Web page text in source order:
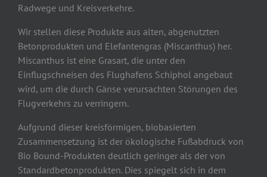
Radwege und Kreisverkehre.
Wir stellen diese Produkte aus alten, abgenutzten
Betonprodukten und Elefantengras (Miscanthus) her.
Miscanthus ist eine Grasart, die unter den
Einflugschneisen des Flughafens Schiphol angebaut
wird, um die durch Gänse verursachten Störungen des
Flugverkehrs zu verringern.
Aufgrund dieser kreisförmigen, biobasierten
Zusammensetzung ist der ökologische Fußabdruck von
Bio Bound-Produkten deutlich geringer als der von
Standardbetonprodukten. Dies spiegelt sich in dem